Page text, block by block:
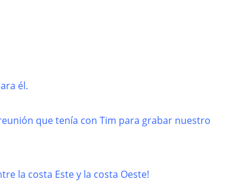
él.
que tenía con Tim para grabar nuestro
la costa Este y la costa Oeste!